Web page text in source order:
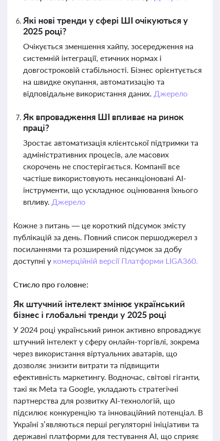
Які нові тренди у сфері ШІ очікуються у
2025 році?
Очікується зменшення хайпу, зосередження на
системній інтеграції, етичних нормах і
довгостроковій стабільності. Бізнес орієнтується
на швидке окупання, автоматизацію та
відповідальне використання даних. Джерело
Як впровадження ШІ впливає на ринок
праці?
Зростає автоматизація клієнтської підтримки та
адміністративних процесів, але масових
скорочень не спостерігається. Компанії все
частіше використовують несанкціоновані AI-
інструменти, що ускладнює оцінювання їхнього
впливу. Джерело
Кожне з питань — це короткий підсумок змісту
публікацій за день. Повний список першоджерел з
посиланнями та розширений підсумок за добу
доступні у комерційній версії Платформи LIGA360.
Стисло про головне:
Як штучний інтелект змінює український
бізнес і глобальні тренди у 2025 році
У 2024 році український ринок активно впроваджує
штучний інтелект у сферу онлайн-торгівлі, зокрема
через використання віртуальних аватарів, що
дозволяє знизити витрати та підвищити
ефективність маркетингу. Водночас, світові гіганти,
такі як Meta та Google, укладають стратегічні
партнерства для розвитку AI-технологій, що
підсилює конкуренцію та інноваційний потенціал. В
Україні з’являються перші регуляторні ініціативи та
державні платформи для тестування AI, що сприяє